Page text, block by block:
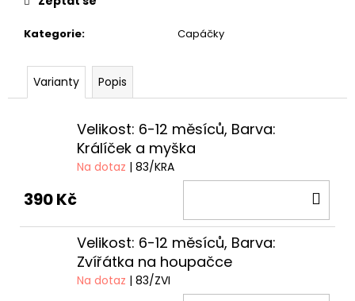
Kategorie: Capáčky
Varianty Popis
Velikost: 6-12 měsíců, Barva:
Králíček a myška
Na dotaz | 83/KRA
390 Kč
Velikost: 6-12 měsíců, Barva:
Zvířátka na houpačce
Na dotaz | 83/ZVI